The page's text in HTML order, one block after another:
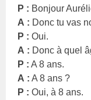
P : Bonjour
A : Donc tu vas
P : Oui.
A : Donc à quel
P : A 8 ans.
A : A 8 ans ?
P : Oui, à 8 ans.